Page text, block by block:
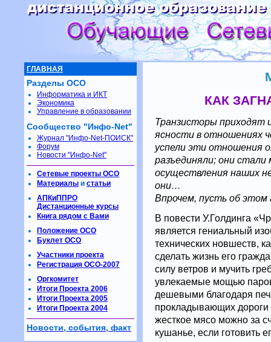
КАК
Транзисторы приходят
ясности в отношениях
успели эти отношения
разъединяли; они
осуществления наших
они…
Впрочем, пусть об
В повести У.Голдинга
является гениальный
технических новшеств,
сделать жизнь его
силу ветров и мучить
увлекаемые мощью
дешевыми благодаря
прокладывающих
жесткое мясо можно за
кушанье, если готовить
ГЛАВНАЯ
Разделы ОСО
Информатика и ИКТ
Экономика
Управление в образовании
Сообщество "Инфо-Net"
Журнал "Инфо-Net-ПОИСК"
Форум
Новости "Инфо-Net"
Сетевые проекты ОСО
Материалы и статьи
АПКиППРО
Дистанционные курсы
Книга рядом с Вами
Положение ОСО
Буклет ОСО
Участники проекта
Регистрация ОСО-2007
Оргкомитет
Итоги Проекта 2006
Итоги Проекта 2005
Итоги Проекта 2004
Новости, события, факт